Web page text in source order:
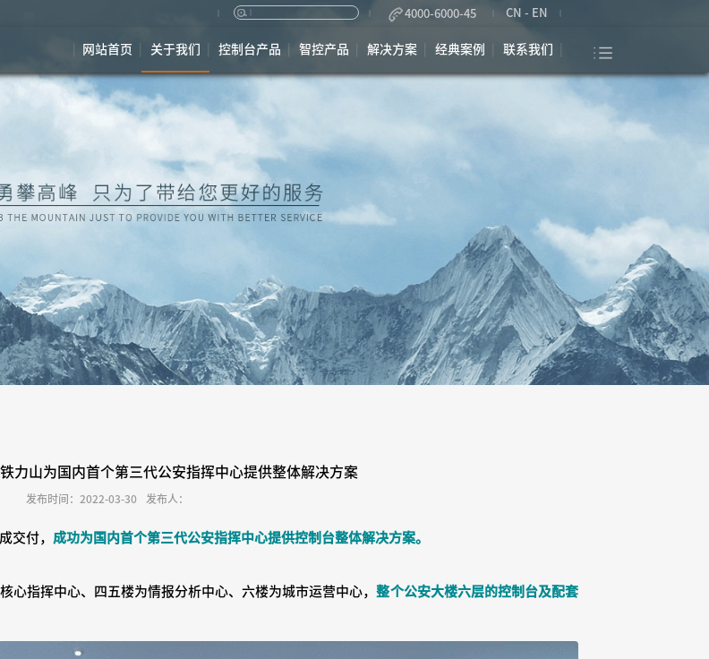
4000-6000-45 CN - EN
网站首页 关于我们 控制台产品 智控产品 解决方案 经典案例 联系我们
力山为国内首个第三代公安指挥中心提供整体解决方案
发布时间：2022-03-30 发布人：
交付， 成功为国内首个第三代公安指挥中心提供控制台整体解决方案。
心指挥中心、四五楼为情报分析中心、六楼为城市运营中心，整个公安大楼六层的控制台及配套